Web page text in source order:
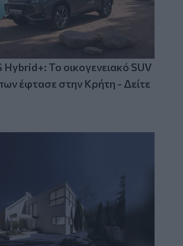
Hybrid+: Το οικογενειακό SUV
έφτασε στην Κρήτη - Δείτε